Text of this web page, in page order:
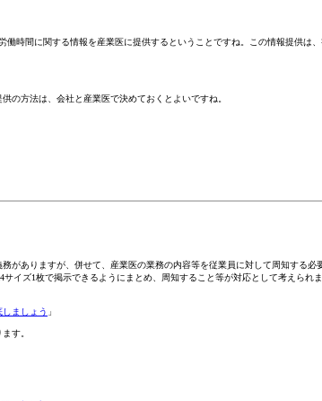
時間に関する情報を産業医に提供するということですね。この情報提供は
の方法は、会社と産業医で決めておくとよいですね。
がありますが、併せて、産業医の業務の内容等を従業員に対して周知する
イズ1枚で掲示できるようにまとめ、周知すること等が対応として考えられま
ましょう 」
す。